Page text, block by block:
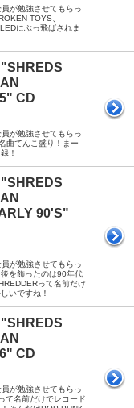
が勉強させてもらっ
TOYS、
にぶっ飛ばされま
CD
が勉強させてもらっ
曲てんこ盛り！まー
！
90'S"
が勉強させてもらっ
を飾ったのは90年代
って名前だけ
いですね！
CD
が勉強させてもらっ
て名前だけでレコード